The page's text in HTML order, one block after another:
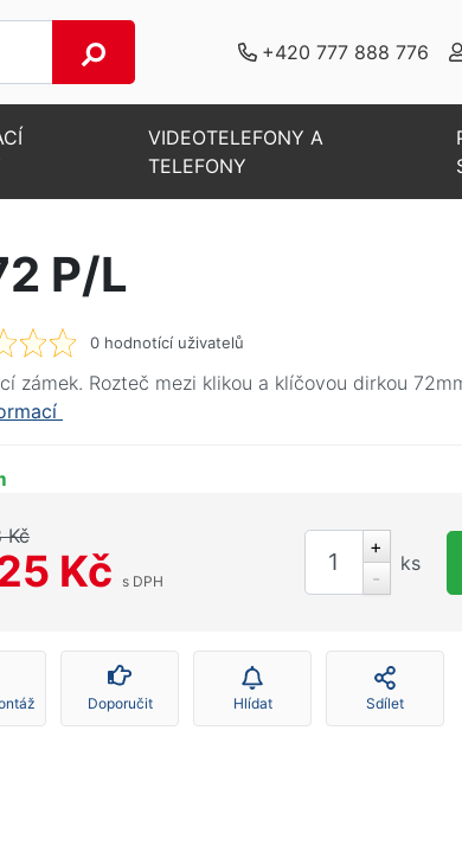
+420 777 888 776
P/L
0hodnotící uživatelů
zámek. Rozteč mezi klikou a klíčovou dirkou
Kč
Kč s DPH
+
-
ks
Doporučit Hlídat Sdílet
VIDEOTELEFONY A
TELEFONY